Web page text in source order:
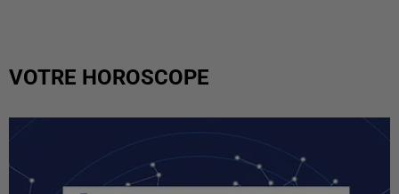
VOTRE HOROSCOPE